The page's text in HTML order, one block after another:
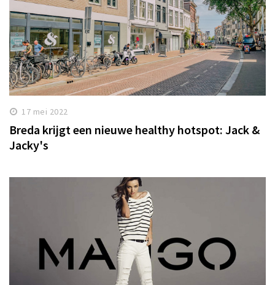
17 mei 2022
Breda krijgt een nieuwe healthy hotspot: Jack &
Jacky's